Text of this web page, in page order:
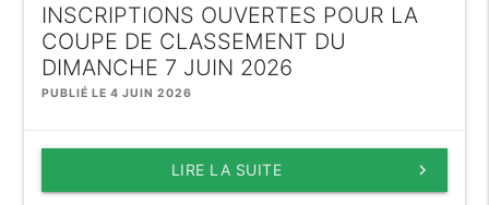
INSCRIPTIONS OUVERTES POUR LA
COUPE DE CLASSEMENT DU
DIMANCHE 7 JUIN 2026
PUBLIÉ LE 4 JUIN 2026
keyboard_arrow_right
LIRE LA SUITE